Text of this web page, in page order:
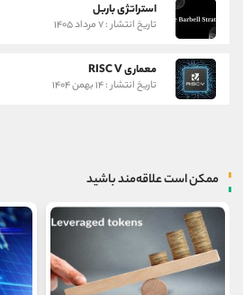
استراتژی باربل
تاریخ انتشار : ۷ مرداد ۱۴۰۵
معماری RISC V
تاریخ انتشار : ۱۴ بهمن ۱۴۰۴
ممکن است علاقه‌مند باشید